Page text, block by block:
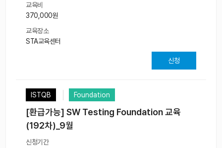
교육비
370,000원
교육장소
STA교육센터
신청
ISTQB Foundation
[환급가능] SW Testing Foundation 교육
(192차)_9월
신청기간